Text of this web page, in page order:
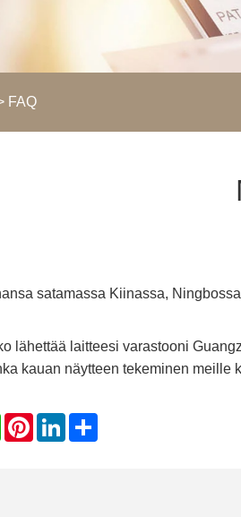
FAQ
satamassa Kiinassa,
lähettää laitteesi varastooni
kauan näytteen tekeminen meille
WhatsApp
PinterestLinkedIn